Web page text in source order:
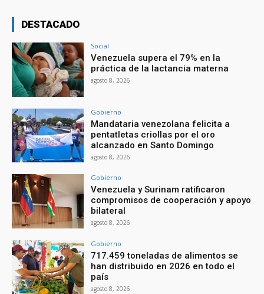
DESTACADO
Social
Venezuela supera el 79% en la
práctica de la lactancia materna
agosto 8, 2026
Gobierno
Mandataria venezolana felicita a
pentatletas criollas por el oro
alcanzado en Santo Domingo
agosto 8, 2026
Gobierno
Venezuela y Surinam ratificaron
compromisos de cooperación y apoyo
bilateral
agosto 8, 2026
Gobierno
717.459 toneladas de alimentos se
han distribuido en 2026 en todo el
país
agosto 8, 2026